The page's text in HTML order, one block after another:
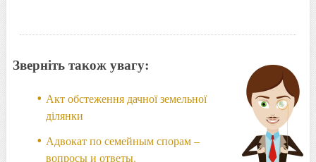
Зверніть також увагу:
Акт обстеження дачної земельної
ділянки
Адвокат по семейным спорам –
вопросы и ответы.